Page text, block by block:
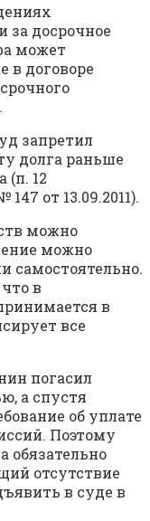
досрочное
может
в договоре
запретил
долга раньше
(п. 12
от 13.09.2011).
можно
можно
самостоятельно.
в
в
все
погасил
а спустя
об уплате
Поэтому
обязательно
отсутствие
в суде в